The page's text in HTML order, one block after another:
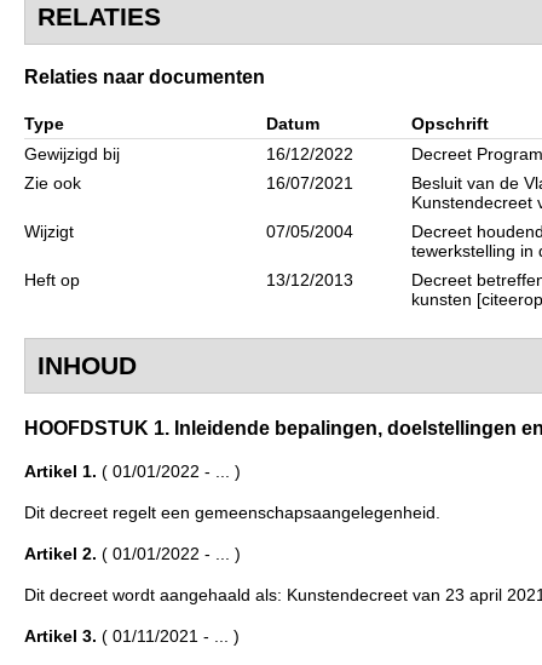
RELATIES
Relaties naar documenten
Type Datum
Opschrift
Gewijzigd bij
16/12/2022
Decreet
Zie ook
16/07/2021
Besluit van de
Kunstendecreet
Wijzigt
07/05/2004
Decreet
tewerkstelling in
Heft op
13/12/2013
Decreet
kunsten
INHOUD
HOOFDSTUK 1. Inleidende bepalingen, doelstellingen
Artikel 1. ( 01/01/2022 - ... )
Dit decreet regelt een gemeenschapsaangelegenheid.
Artikel 2. ( 01/01/2022 - ... )
Dit decreet wordt aangehaald als: Kunstendecreet van 23 april
Artikel 3. ( 01/11/2021 - ... )